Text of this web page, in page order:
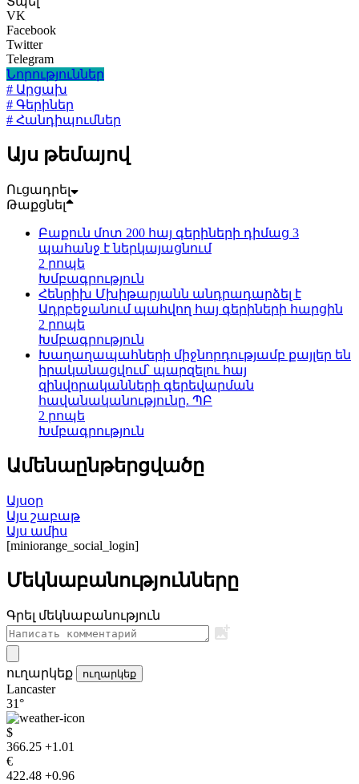
VK
Facebook
Twitter
Telegram
Նորություններ
# Արցախ
# Գերիներ
# Հանդիպումներ
Այս թեմայով
Ուցադրել
Թաքցնել
Բաքուն մոտ 200 հայ գերիների դիմաց 3
պահանջ է ներկայացնում
2 րոպե
Խմբագրություն
Հենրիխ Մխիթարյանն անդրադարձել է
Ադրբեջանում պահվող հայ գերիների հարցին
2 րոպե
Խմբագրություն
Խաղաղապահների միջնորդությամբ քայլեր են
իրականացվում՝ պարզելու հայ
զինվորականների գերեվարման
հավանականությունը. ՊԲ
2 րոպե
Խմբագրություն
Ամենաընթերցվածը
Այսօր
Այս շաբաթ
Այս ամիս
[miniorange_social_login]
Մեկնաբանությունները
Գրել մեկնաբանություն
ուղարկեք ուղարկեք
Lancaster
31°
$
366.25 +1.01
€
422.48 +0.96